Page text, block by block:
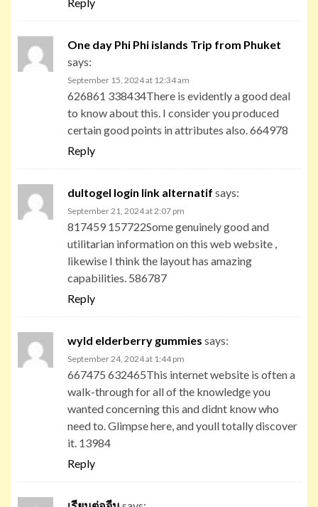
One day Phi Phi islands Trip from Phuket
says:
September 15, 2024 at 12:34 am
626861 338434There is evidently a good deal
to know about this. I consider you produced
certain good points in attributes also. 664978
Reply
dultogel login link alternatif says:
September 21, 2024 at 2:07 pm
817459 157722Some genuinely good and
utilitarian information on this web website ,
likewise I think the layout has amazing
capabilities. 586787
Reply
wyld elderberry gummies says:
September 24, 2024 at 1:44 pm
667475 632465This internet website is often a
walk-through for all of the knowledge you
wanted concerning this and didnt know who
need to. Glimpse here, and youll totally discover
it. 13984
Reply